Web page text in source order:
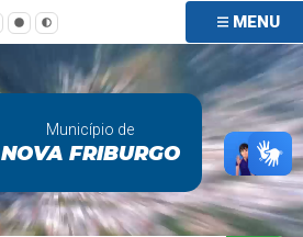
MENU
Município de
NOVA FRIBURGO